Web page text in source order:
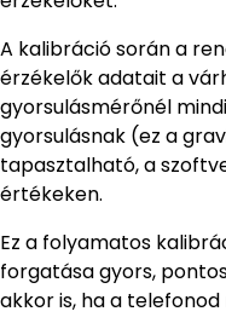
A kalibráció során a
érzékelők adatait a
gyorsulásmérőnél
gyorsulásnak (ez a
tapasztalható, a
értékeken.
Ez a folyamatos
forgatása gyors,
akkor is, ha a